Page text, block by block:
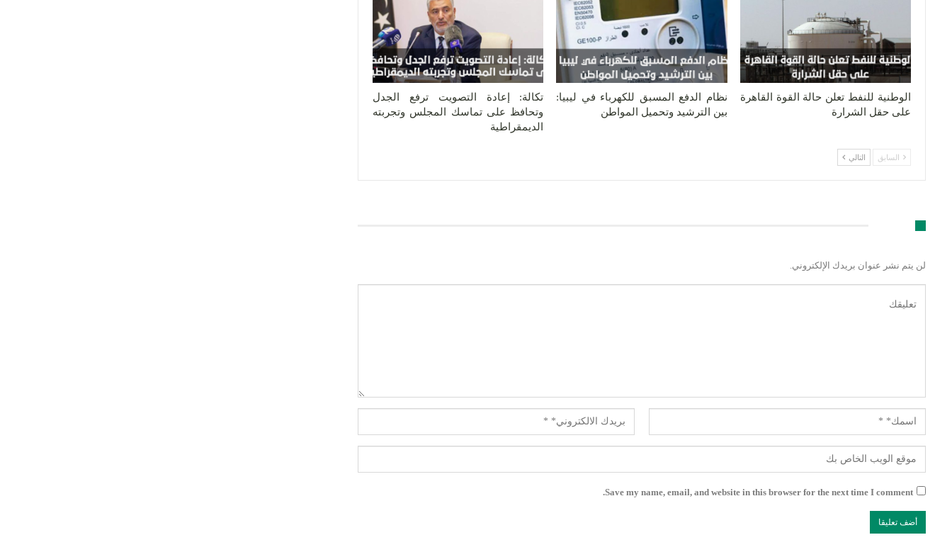
الوطنية للنفط تعلن حالة القوة القاهرة
على حقل الشرارة
نظام الدفع المسبق للكهرباء في ليبيا:
بين الترشيد وتحميل المواطن
تكالة: إعادة التصويت ترفع الجدل
وتحافظ على تماسك المجلس وتجربته
الديمقراطية
السابق التالي
لن يتم نشر عنوان بريدك الإلكتروني.
Save my name, email, and website in this browser for the next time I comment.